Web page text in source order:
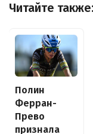
Читайте также:
Полин
Ферран-
Прево
признала